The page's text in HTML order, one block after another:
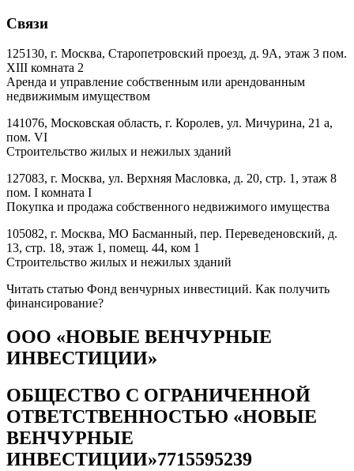
Связи
125130, г. Москва, Старопетровский проезд, д. 9А, этаж 3 пом.
XIII комната 2
Аренда и управление собственным или арендованным
недвижимым имуществом
141076, Московская область, г. Королев, ул. Мичурина, 21 а,
пом. VI
Строительство жилых и нежилых зданий
127083, г. Москва, ул. Верхняя Масловка, д. 20, стр. 1, этаж 8
пом. I комната I
Покупка и продажа собственного недвижимого имущества
105082, г. Москва, МО Басманный, пер. Переведеновский, д.
13, стр. 18, этаж 1, помещ. 44, ком 1
Строительство жилых и нежилых зданий
Читать статью Фонд венчурных инвестиций. Как получить
финансирование?
ООО «НОВЫЕ ВЕНЧУРНЫЕ
ИНВЕСТИЦИИ»
ОБЩЕСТВО С ОГРАНИЧЕННОЙ
ОТВЕТСТВЕННОСТЬЮ «НОВЫЕ
ВЕНЧУРНЫЕ
ИНВЕСТИЦИИ»7715595239